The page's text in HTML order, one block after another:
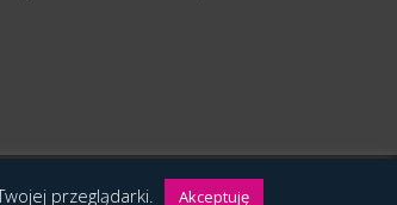
przeglądarki. Akceptuję